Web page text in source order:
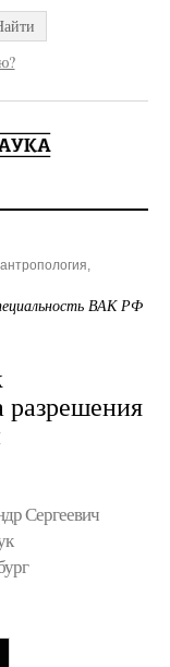
ВАК РФ
разрешения
Сергеевич